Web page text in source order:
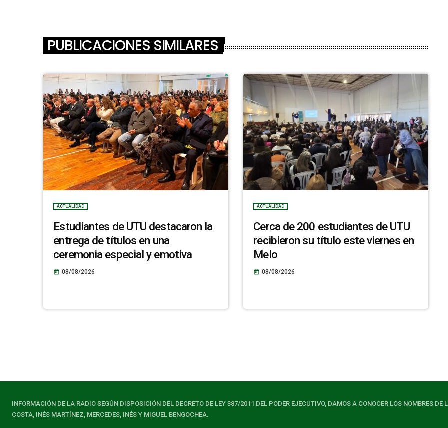
PUBLICACIONES SIMILARES
ACTUALIDAD
Estudiantes de UTU destacaron la
entrega de títulos en una
ceremonia especial y emotiva
today 08/08/2026
ACTUALIDAD
Cerca de 200 estudiantes de UTU
recibieron su título este viernes en
Melo
today 08/08/2026
INFORMACIÓN DE LA RADIO SEGÚN DISPOSICIÓN DEL DECRETO DE LEY 387/2011 DEL PODER EJECUTIVO, DAMOS A CONOCER LOS NOMBRES
COSTA, INÉS MARTÍNEZ, MERCEDES, INÉS Y MIGUEL BENGOCHEA.